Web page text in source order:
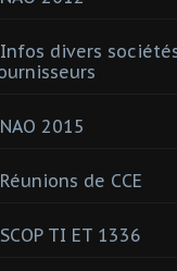
divers
2015
de CCE
TI ET 1336